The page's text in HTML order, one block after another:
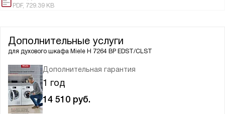
PDF, 729.39 KB
Дополнительные услуги
для духового шкафа Miele H 7264 BP EDST/CLST
Дополнительная гарантия
1 год
14 510 руб.